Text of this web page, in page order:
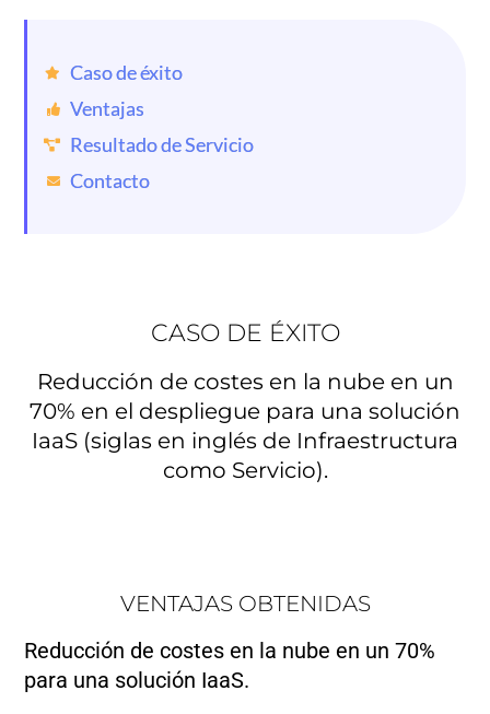
Caso de éxito
Ventajas
Resultado de Servicio
Contacto
CASO DE ÉXITO
Reducción de costes en la nube en un
70% en el despliegue para una solución
IaaS (siglas en inglés de Infraestructura
como Servicio).
VENTAJAS OBTENIDAS
Reducción de costes en la nube en un 70%
para una solución IaaS.